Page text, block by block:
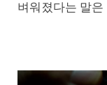
벼워졌다는 말